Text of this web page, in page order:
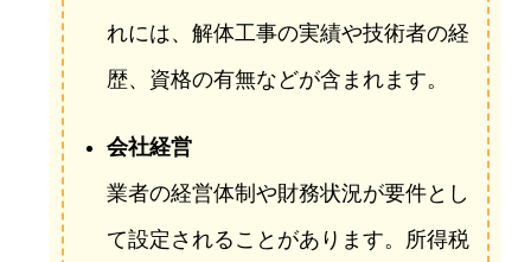
れには、解体工事の実績や技術者の経
歴、資格の有無などが含まれます。
会社経営
業者の経営体制や財務状況が要件とし
て設定されることがあります。所得税